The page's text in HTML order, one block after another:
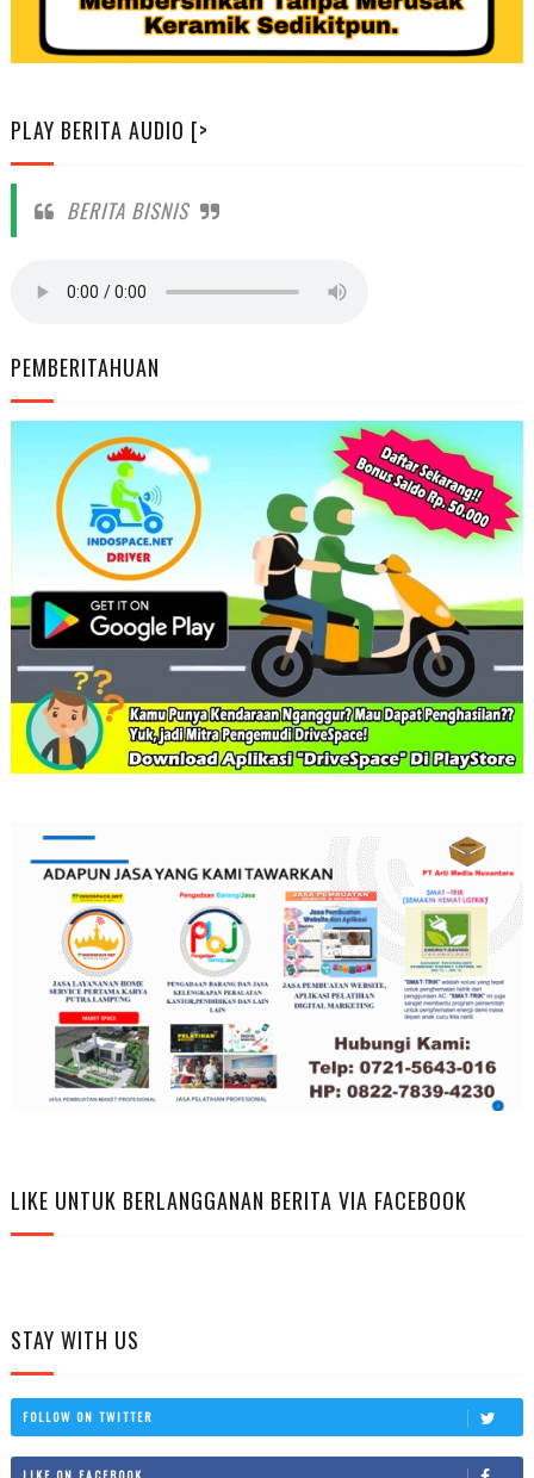
PLAY BERITA AUDIO [>
BERITA BISNIS
PEMBERITAHUAN
LIKE UNTUK BERLANGGANAN BERITA VIA FACEBOOK
STAY WITH US
FOLLOW ON TWITTER